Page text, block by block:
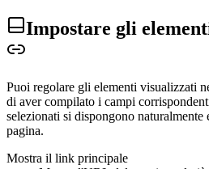
Impostare gli
Puoi regolare gli elementi visualizzati
di aver compilato i campi
selezionati si dispongono naturalmente
pagina.
Mostra il link principale